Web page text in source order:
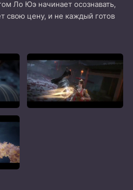
Ло Юэ начинает осознавать,
свою цену, и не каждый готов